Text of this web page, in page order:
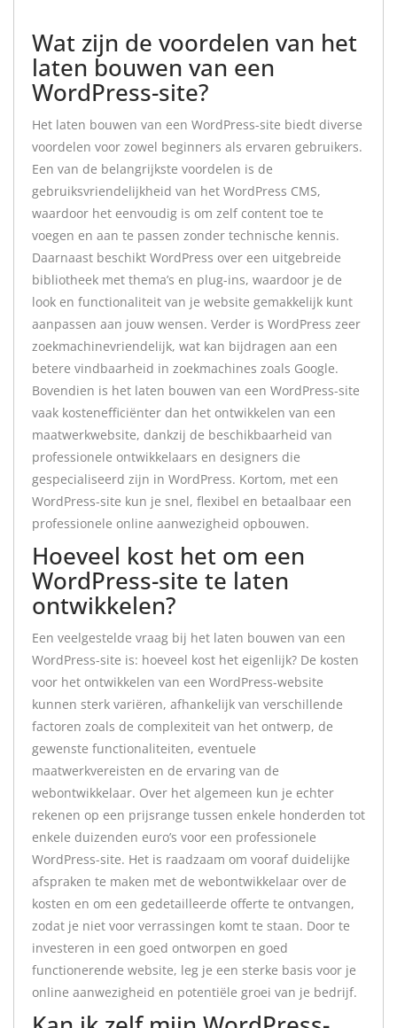
Wat zijn de voordelen van het
laten bouwen van een
WordPress-site?
Het laten bouwen van een WordPress-site biedt diverse
voordelen voor zowel beginners als ervaren gebruikers.
Een van de belangrijkste voordelen is de
gebruiksvriendelijkheid van het WordPress CMS,
waardoor het eenvoudig is om zelf content toe te
voegen en aan te passen zonder technische kennis.
Daarnaast beschikt WordPress over een uitgebreide
bibliotheek met thema’s en plug-ins, waardoor je de
look en functionaliteit van je website gemakkelijk kunt
aanpassen aan jouw wensen. Verder is WordPress zeer
zoekmachinevriendelijk, wat kan bijdragen aan een
betere vindbaarheid in zoekmachines zoals Google.
Bovendien is het laten bouwen van een WordPress-site
vaak kostenefficiënter dan het ontwikkelen van een
maatwerkwebsite, dankzij de beschikbaarheid van
professionele ontwikkelaars en designers die
gespecialiseerd zijn in WordPress. Kortom, met een
WordPress-site kun je snel, flexibel en betaalbaar een
professionele online aanwezigheid opbouwen.
Hoeveel kost het om een
WordPress-site te laten
ontwikkelen?
Een veelgestelde vraag bij het laten bouwen van een
WordPress-site is: hoeveel kost het eigenlijk? De kosten
voor het ontwikkelen van een WordPress-website
kunnen sterk variëren, afhankelijk van verschillende
factoren zoals de complexiteit van het ontwerp, de
gewenste functionaliteiten, eventuele
maatwerkvereisten en de ervaring van de
webontwikkelaar. Over het algemeen kun je echter
rekenen op een prijsrange tussen enkele honderden tot
enkele duizenden euro’s voor een professionele
WordPress-site. Het is raadzaam om vooraf duidelijke
afspraken te maken met de webontwikkelaar over de
kosten en om een gedetailleerde offerte te ontvangen,
zodat je niet voor verrassingen komt te staan. Door te
investeren in een goed ontworpen en goed
functionerende website, leg je een sterke basis voor je
online aanwezigheid en potentiële groei van je bedrijf.